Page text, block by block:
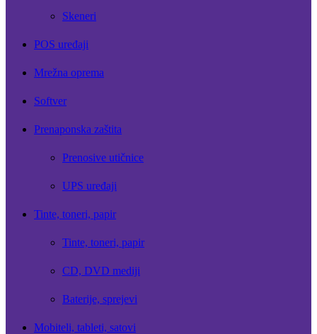
Skeneri
POS uređaji
Mrežna oprema
Softver
Prenaponska zaštita
Prenosive utičnice
UPS uređaji
Tinte, toneri, papir
Tinte, toneri, papir
CD, DVD mediji
Baterije, sprejevi
Mobiteli, tableti, satovi